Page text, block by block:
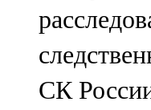
СК